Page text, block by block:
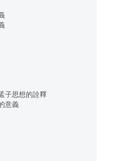
子思想的詮釋
意義